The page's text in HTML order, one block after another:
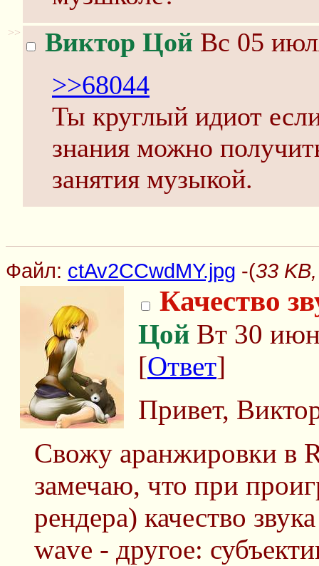
>> Виктор Цой Вс 05
>>68044
Ты круглый идиот
знания можно
занятия музыкой.
Файл: ctAv2CCwdMY.jpg -(33
Качество
Цой Вт 30
[Ответ]
Привет,
Cвожу аранжировки в
замечаю, что при
рендера) качество
wave - другое: